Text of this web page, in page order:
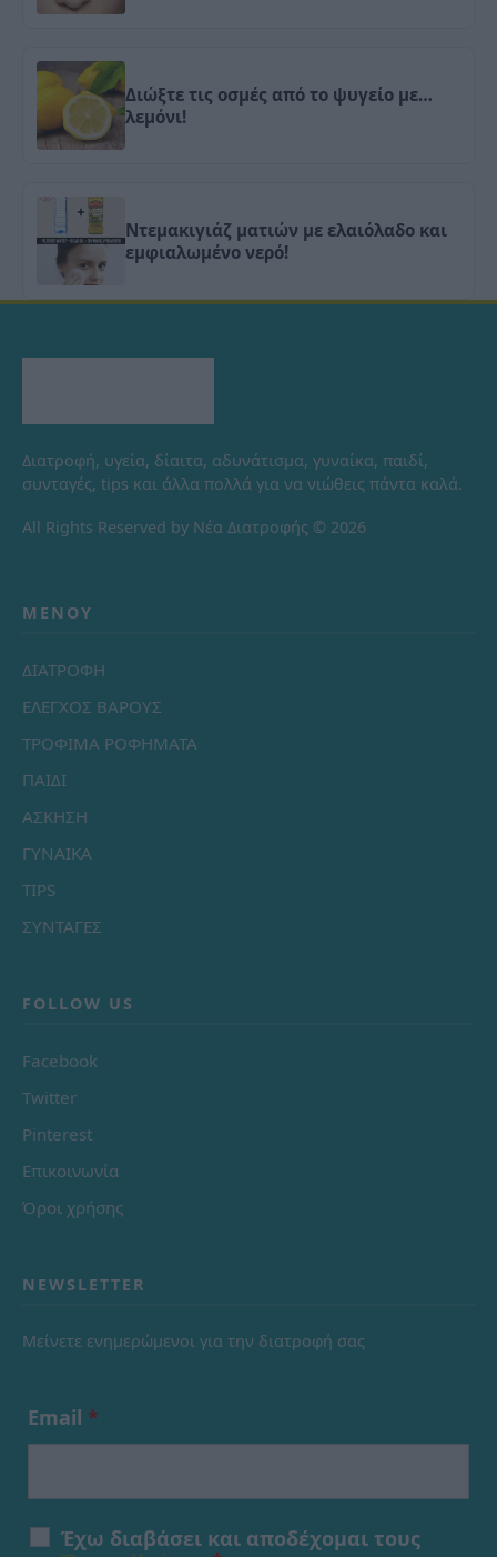
Διώξτε τις οσμές από το ψυγείο με…
λεμόνι!
Ντεμακιγιάζ ματιών με ελαιόλαδο και
εμφιαλωμένο νερό!
Διατροφή, υγεία, δίαιτα, αδυνάτισμα, γυναίκα, παιδί,
συνταγές, tips και άλλα πολλά για να νιώθεις πάντα καλά.
All Rights Reserved by Νέα Διατροφής © 2026
ΜΕΝΟΎ
ΔΙΑΤΡΟΦΗ
ΕΛΕΓΧΟΣ ΒΑΡΟΥΣ
ΤΡΟΦΙΜΑ ΡΟΦΗΜΑΤΑ
ΠΑΙΔΙ
ΑΣΚΗΣΗ
ΓΥΝΑΙΚΑ
TIPS
ΣΥΝΤΑΓΕΣ
FOLLOW US
Facebook
Twitter
Pinterest
Επικοινωνία
Όροι χρήσης
NEWSLETTER
Μείνετε ενημερώμενοι για την διατροφή σας
Email *
Έχω διαβάσει και αποδέχομαι τους